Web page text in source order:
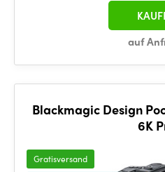
auf
Blackmagic Design
6K
Gratisversand